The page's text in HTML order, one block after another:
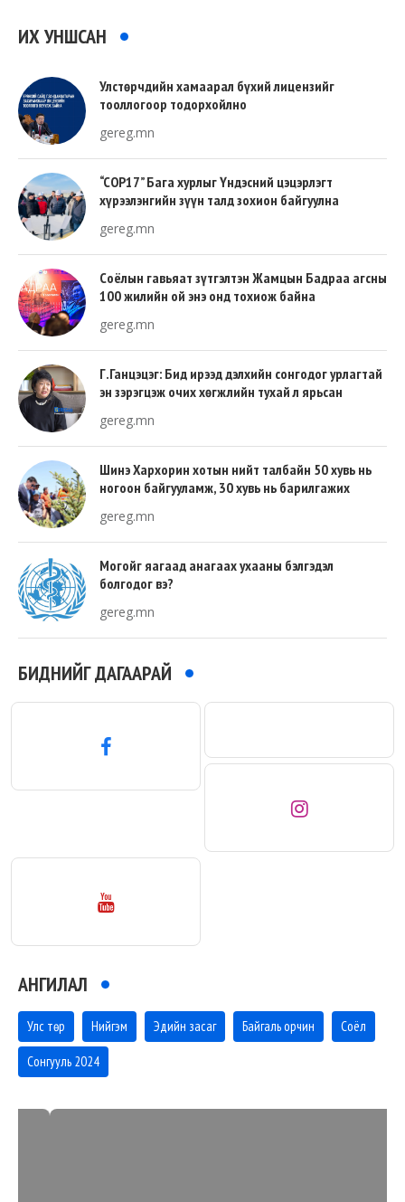
ИХ УНШСАН
Улстөрчдийн хамаарал бүхий лицензийг
тооллогоор тодорхойлно
gereg.mn
“COP17” Бага хурлыг Үндэсний цэцэрлэгт
хүрээлэнгийн зүүн талд зохион байгуулна
gereg.mn
Соёлын гавьяат зүтгэлтэн Жамцын Бадраа агсны
100 жилийн ой энэ онд тохиож байна
gereg.mn
Г.Ганцэцэг: Бид ирээд дэлхийн сонгодог урлагтай
эн зэрэгцэж очих хөгжлийн тухай л ярьсан
gereg.mn
Шинэ Хархорин хотын нийт талбайн 50 хувь нь
ногоон байгууламж, 30 хувь нь барилгажих
gereg.mn
Могойг яагаад анагаах ухааны бэлгэдэл
болгодог вэ?
gereg.mn
БИДНИЙГ ДАГААРАЙ
АНГИЛАЛ
Улс төр Нийгэм Эдийн засаг Байгаль орчин Соёл
Сонгууль 2024